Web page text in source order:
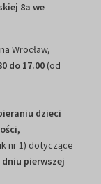
8a we
Wrocław,
do 17.00 (od
dzieci
nr 1) dotyczące
dniu pierwszej